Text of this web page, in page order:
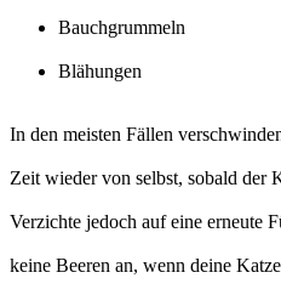
Bauchgrummeln
Blähungen
In den meisten Fällen
Zeit wieder von selbst, sobald der
Verzichte jedoch auf eine erneute
keine Beeren an, wenn deine